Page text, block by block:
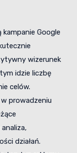
kampanie Google
wizerunek
idzie liczbę
celów.
prowadzeniu
działań.